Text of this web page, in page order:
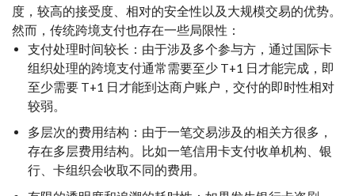
度，较高的接受度、相对的安全性以及大规模交易的优势。
然而，传统跨境支付也存在一些局限性：
支付处理时间较长：由于涉及多个参与方，通过国际卡
组织处理的跨境支付通常需要至少 T+1 日才能完成，即
至少需要 T+1 日才能到达商户账户，交付的即时性相对
较弱。
多层次的费用结构：由于一笔交易涉及的相关方很多，
存在多层费用结构。比如一笔信用卡支付收单机构、银
行、卡组织会收取不同的费用。